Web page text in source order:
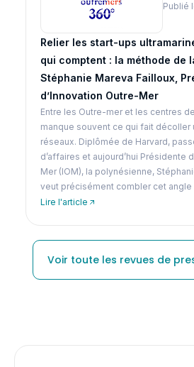
Publié
Relier les start-ups
qui comptent : la méthode de
Stéphanie Mareva Failloux,
d’Innovation Outre-Mer
Entre les Outre-mer et les centres
manque souvent ce qui fait décoller
réseaux. Diplômée de Harvard,
d’affaires et aujourd’hui Présidente
Mer (IOM), la polynésienne,
veut précisément combler cet angle
Lire l'article
Voir toute les revues de